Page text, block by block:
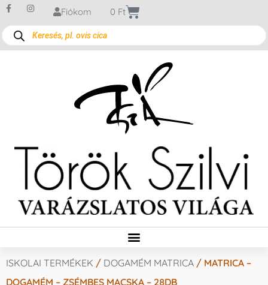
Fiókom 0 Ft
ISKOLAI TERMÉKEK / DOGAMÉM MATRICA / MATRICA –
DOGAMÉM – ZSÉMBES MACSKA – 28DB